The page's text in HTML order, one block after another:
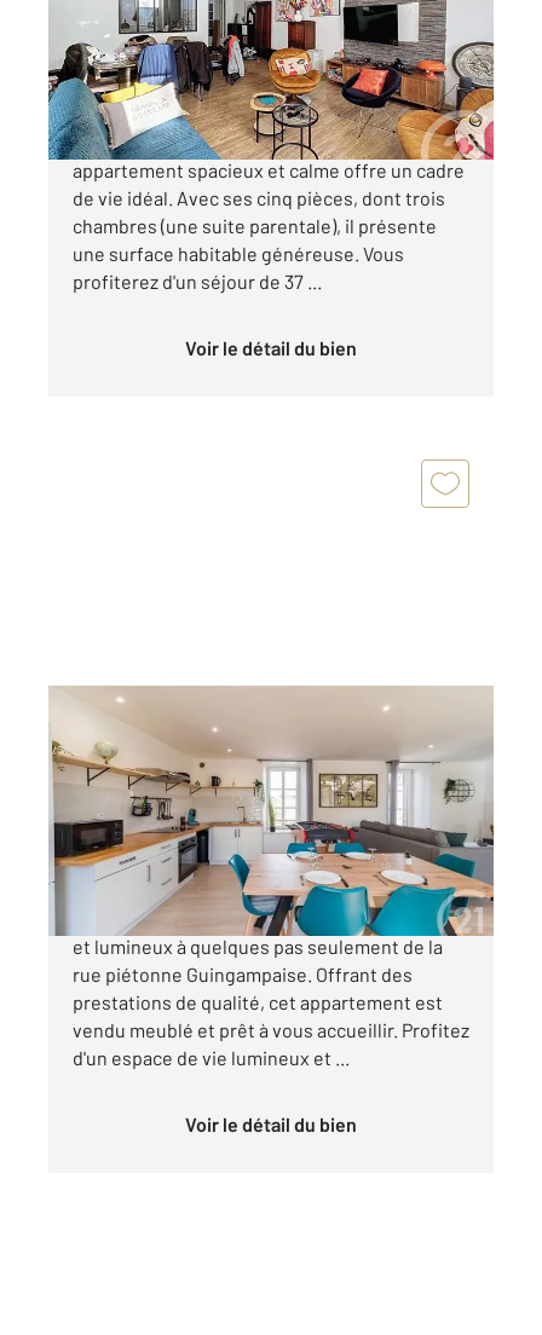
Appartement à vendre
199 000 €
Situé en plein centre-ville de Guingamp, cet
appartement spacieux et calme offre un cadre
de vie idéal. Avec ses cinq pièces, dont trois
chambres (une suite parentale), il présente
une surface habitable généreuse. Vous
profiterez d'un séjour de 37 ...
Voir le détail du bien
83,73 m
, 5 pièces
Ref : 1733
Appartement F4 à vendre
190 000 €
À vendre : Appartement T4 spacieux, moderne
et lumineux à quelques pas seulement de la
rue piétonne Guingampaise. Offrant des
prestations de qualité, cet appartement est
vendu meublé et prêt à vous accueillir. Profitez
d'un espace de vie lumineux et ...
Voir le détail du bien